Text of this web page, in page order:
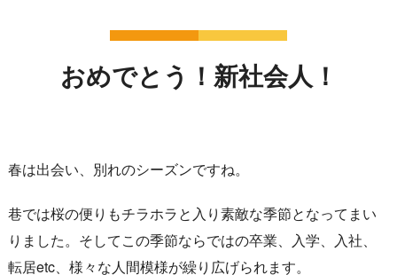
おめでとう！新社会人！
春は出会い、別れのシーズンですね。
巷では桜の便りもチラホラと入り素敵な季節となってまい
りました。そしてこの季節ならではの卒業、入学、入社、
転居etc、様々な人間模様が繰り広げられます。